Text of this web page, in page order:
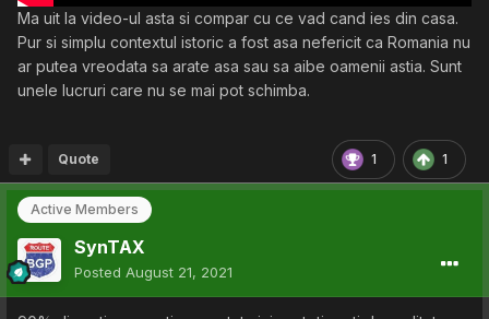
Ma uit la video-ul asta si compar cu ce vad cand ies din casa.
Pur si simplu contextul istoric a fost asa nefericit ca Romania nu
ar putea vreodata sa arate asa sau sa aibe oamenii astia. Sunt
unele lucruri care nu se mai pot schimba.
1 1
Quote
Active Members
SynTAX
Posted August 21, 2021